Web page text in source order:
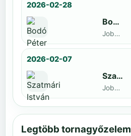
2026-02-28
Bodó Péter
Jobbak · döntős: Kocsó Sándor
2026-02-07
Szatmári István
Jobbak · döntős: Kiss Barnabás
Legtöbb tornagyőzelem